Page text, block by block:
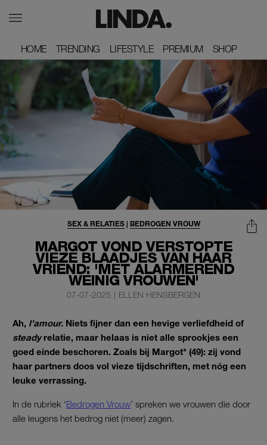
HOME
HOME TRENDING
TRENDING LIFESTYLE
LIFESTYLE PREMIUM
PREMIUM SHOP
SHOP
MARGOT VOND VERSTOPTE
VIEZE BLAADJES VAN HAAR
VRIEND: 'MET ALARMEREND
WEINIG VROUWEN'
SEX & RELATIES| BEDROGEN VROUW
07-07-2025 | ELLEN HENSBERGEN
Ah, l’amour. Niets fijner dan een hevige verliefdheid of
steadyrelatie, maar helaas is niet alle sprookjes een
goed einde beschoren. Zoals bij Margot* (49): zij vond
haar partners doos vol vieze tijdschriften, met nóg een
leuke verrassing.
In de rubriek ‘Bedrogen Vrouw’ spreken we vrouwen die door
alle leugens het bedrog niet (meer) zagen.